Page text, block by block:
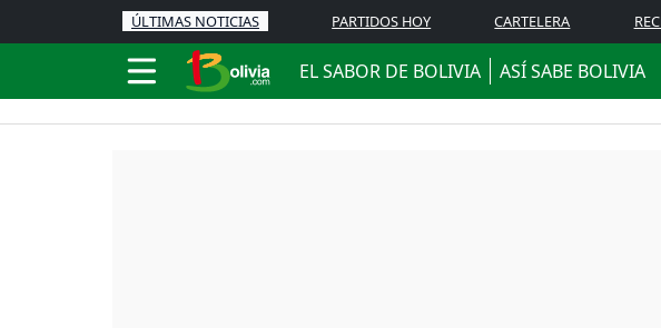
ÚLTIMAS NOTICIAS PARTIDOS HOY CARTELERA
EL SABOR DE BOLIVIA ASÍ SABE BOLIVIA